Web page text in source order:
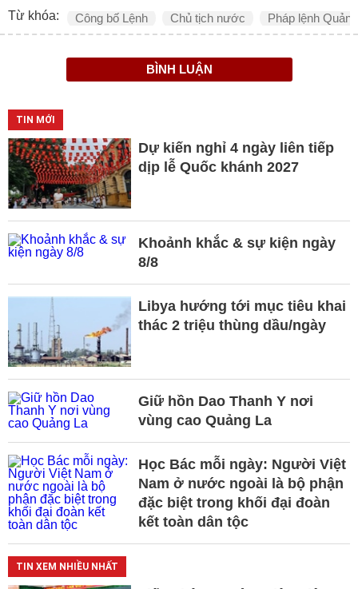
Từ khóa: Công bố Lệnh Chủ tịch nước Pháp lệnh Quản
BÌNH LUẬN
TIN MỚI
Dự kiến nghỉ 4 ngày liên tiếp
dịp lễ Quốc khánh 2027
Khoảnh khắc & sự kiện ngày
8/8
Libya hướng tới mục tiêu khai
thác 2 triệu thùng dầu/ngày
Giữ hồn Dao Thanh Y nơi
vùng cao Quảng La
Học Bác mỗi ngày: Người Việt
Nam ở nước ngoài là bộ phận
đặc biệt trong khối đại đoàn
kết toàn dân tộc
TIN XEM NHIỀU NHẤT